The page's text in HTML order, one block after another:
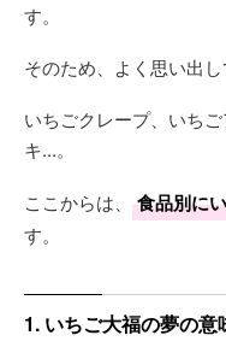
す。
そのため、よく思い出し
いちごクレープ、いち
キ...。
ここからは、 食品別に
す。
1. いちご大福の夢の意